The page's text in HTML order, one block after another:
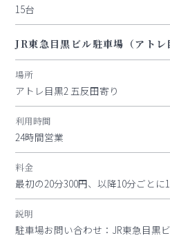
15台
JR東急目黒ビル駐車場（アトレ
場所
アトレ目黒2 五反田寄り
利用時間
24時間営業
料金
最初の20分300円、以降10分ごとに
説明
駐車場お問い合わせ：JR東急目黒